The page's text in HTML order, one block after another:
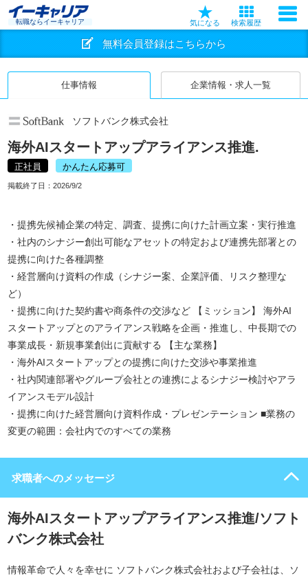
転職ならイーキャリア 気になる 検索履歴
無料会員登録はこちらから
仕事情報 企業情報・求人一覧
ソフトバンク株式会社
海外AIスタートアップアライアンス推進.
正社員 かんたん応募可
掲載終了日： 2026/9/2
・提携先候補企業の特定、調査、提携に向けた計画立案・実行推進
・社内のシナジー創出可能なアセットの特定および連携先部署との
提携に向けた各種調整
・経営層向け資料の作成（シナジー案、企業評価、リスク整理な
ど）
・提携に向けた契約書や商条件の交渉など 【ミッション】 海外AI
スタートアップとのアライアンス戦略を企画・推進し、中長期での
事業成長・新規事業創出に貢献する 【主な業務】
・海外AIスタートアップとの提携に向けた交渉や事業推進
・社内関連部署やグループ会社との連携によるシナジー検討やアラ
イアンスモデル設計
・提携に向けた経営層向け資料作成・プレゼンテーション ■業務の
変更の範囲：会社内でのすべての業務
求職者へのメッセージ
海外AIスタートアップアライアンス推進/ソフト
バンク株式会社
情報革命で人々を幸せに ソフトバンク株式会社および子会社は、ソ